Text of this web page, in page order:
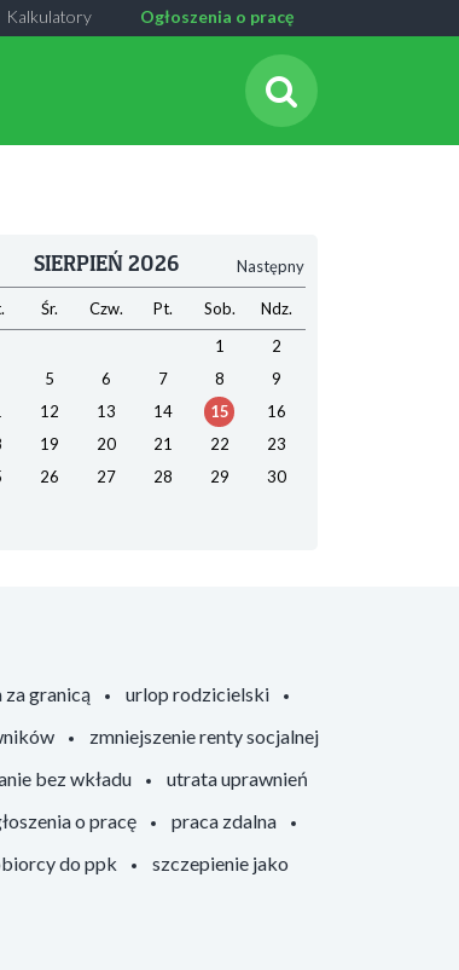
Ogłoszenia o pracę
Kalkulatory
Następny
SIERPIEŃ 2026
Śr. Czw. Pt. Sob.
Ndz.
1
2
5 6 7 8
9
12 13 14 15
16
19 20 21 22
23
26 27 28 29
30
za granicą
urlop rodzicielski
zmniejszenie renty socjalnej
bez wkładu
utrata uprawnień
o pracę
praca zdalna
do ppk
szczepienie jako